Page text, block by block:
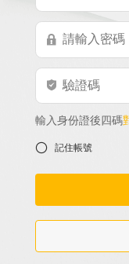
輸入身份證後四碼
記住帳號